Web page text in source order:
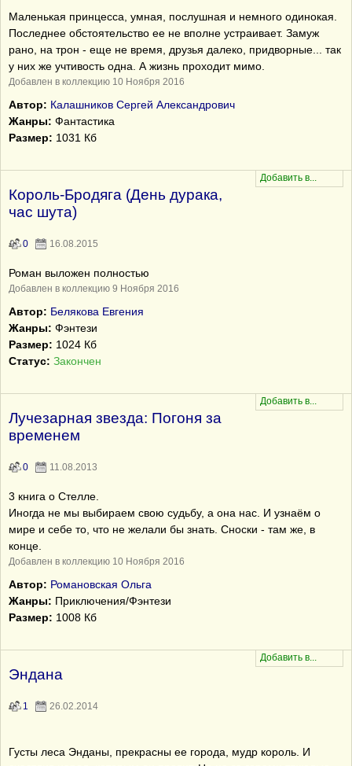
Маленькая принцесса, умная, послушная и немного одинокая.
Последнее обстоятельство ее не вполне устраивает. Замуж
рано, на трон - еще не время, друзья далеко, придворные... так
у них же учтивость одна. А жизнь проходит мимо.
Добавлен в коллекцию 10 Ноября 2016
Автор: Калашников Сергей Александрович
Жанры: Фантастика
Размер: 1031 Кб
Король-Бродяга (День дурака,
час шута)
0 16.08.2015
Роман выложен полностью
Добавлен в коллекцию 9 Ноября 2016
Автор: Белякова Евгения
Жанры: Фэнтези
Размер: 1024 Кб
Статус: Закончен
Лучезарная звезда: Погоня за
временем
0 11.08.2013
3 книга о Стелле.
Иногда не мы выбираем свою судьбу, а она нас. И узнаём о
мире и себе то, что не желали бы знать. Сноски - там же, в
конце.
Добавлен в коллекцию 10 Ноября 2016
Автор: Романовская Ольга
Жанры: Приключения/Фэнтези
Размер: 1008 Кб
Эндана
1 26.02.2014
Густы леса Энданы, прекрасны ее города, мудр король. И